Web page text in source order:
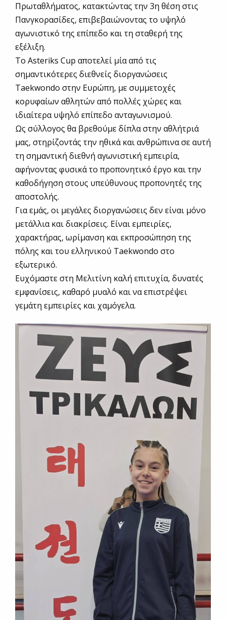
Πρωταθλήματος, κατακτώντας την 3η θέση στις
Πανγκορασίδες, επιβεβαιώνοντας το υψηλό
αγωνιστικό της επίπεδο και τη σταθερή της
εξέλιξη.
Το Asteriks Cup αποτελεί μία από τις
σημαντικότερες διεθνείς διοργανώσεις
Taekwondo στην Ευρώπη, με συμμετοχές
κορυφαίων αθλητών από πολλές χώρες και
ιδιαίτερα υψηλό επίπεδο ανταγωνισμού.
Ως σύλλογος θα βρεθούμε δίπλα στην αθλήτριά
μας, στηρίζοντάς την ηθικά και ανθρώπινα σε αυτή
τη σημαντική διεθνή αγωνιστική εμπειρία,
αφήνοντας φυσικά το προπονητικό έργο και την
καθοδήγηση στους υπεύθυνους προπονητές της
αποστολής.
Για εμάς, οι μεγάλες διοργανώσεις δεν είναι μόνο
μετάλλια και διακρίσεις. Είναι εμπειρίες,
χαρακτήρας, ωρίμανση και εκπροσώπηση της
πόλης και του ελληνικού Taekwondo στο
εξωτερικό.
Ευχόμαστε στη Μελιτίνη καλή επιτυχία, δυνατές
εμφανίσεις, καθαρό μυαλό και να επιστρέψει
γεμάτη εμπειρίες και χαμόγελα.